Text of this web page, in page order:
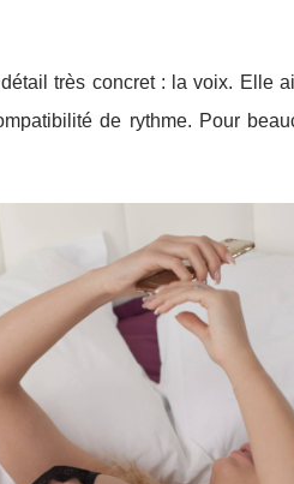
très concret : la voix. Elle
de rythme. Pour